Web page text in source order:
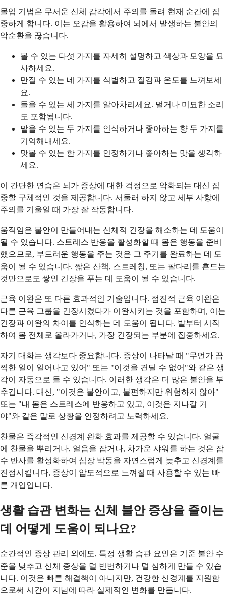
몰입 기법은 무서운 신체 감각에서 주의를 돌려 현재 순간에 집
중하게 합니다. 이는 오감을 활용하여 뇌에서 발생하는 불안의
악순환을 끊습니다.
볼 수 있는 다섯 가지를 자세히 설명하고 색상과 모양을 묘
사하세요.
만질 수 있는 네 가지를 식별하고 질감과 온도를 느껴보세
요.
들을 수 있는 세 가지를 알아차리세요. 멀거나 미묘한 소리
도 포함됩니다.
맡을 수 있는 두 가지를 인식하거나 좋아하는 향 두 가지를
기억해내세요.
맛볼 수 있는 한 가지를 인정하거나 좋아하는 맛을 생각하
세요.
이 간단한 연습은 뇌가 증상에 대한 걱정으로 악화되는 대신 집
중할 구체적인 것을 제공합니다. 서둘러 하지 않고 세부 사항에
주의를 기울일 때 가장 잘 작동합니다.
움직임은 불안이 만들어내는 신체적 긴장을 해소하는 데 도움이
될 수 있습니다. 스트레스 반응을 활성화할 때 몸은 행동을 준비
했으므로, 부드러운 행동을 주는 것은 그 주기를 완료하는 데 도
움이 될 수 있습니다. 짧은 산책, 스트레칭, 또는 팔다리를 흔드는
것만으로도 쌓인 긴장을 푸는 데 도움이 될 수 있습니다.
근육 이완은 또 다른 효과적인 기술입니다. 점진적 근육 이완은
다른 근육 그룹을 긴장시켰다가 이완시키는 것을 포함하며, 이는
긴장과 이완의 차이를 인식하는 데 도움이 됩니다. 발부터 시작
하여 몸 전체로 올라가거나, 가장 긴장되는 부분에 집중하세요.
자기 대화는 생각보다 중요합니다. 증상이 나타날 때 "무언가 끔
찍한 일이 일어나고 있어" 또는 "이것을 견딜 수 없어"와 같은 생
각이 자동으로 들 수 있습니다. 이러한 생각은 더 많은 불안을 부
추깁니다. 대신, "이것은 불안이고, 불편하지만 위험하지 않아"
또는 "내 몸은 스트레스에 반응하고 있고, 이것은 지나갈 거
야"와 같은 말로 상황을 인정하려고 노력하세요.
찬물은 즉각적인 신경계 완화 효과를 제공할 수 있습니다. 얼굴
에 찬물을 뿌리거나, 얼음을 잡거나, 차가운 샤워를 하는 것은 잠
수 반사를 활성화하여 심장 박동을 자연스럽게 늦추고 신경계를
진정시킵니다. 증상이 압도적으로 느껴질 때 사용할 수 있는 빠
른 개입입니다.
생활 습관 변화는 신체 불안 증상을 줄이는
데 어떻게 도움이 되나요?
순간적인 증상 관리 외에도, 특정 생활 습관 요인은 기준 불안 수
준을 낮추고 신체 증상을 덜 빈번하거나 덜 심하게 만들 수 있습
니다. 이것은 빠른 해결책이 아니지만, 건강한 신경계를 지원함
으로써 시간이 지남에 따라 실제적인 변화를 만듭니다.